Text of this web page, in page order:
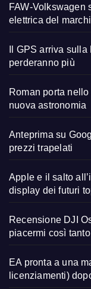
FAW-Volkswagen
elettrica del
Il GPS arriva
perderanno più
Roman porta
nuova astronomia
Anteprima su
prezzi trapelati
Apple e il salto
display dei futuri
Recensione DJI
piacermi così tanto
EA pronta a una
licenziamenti)